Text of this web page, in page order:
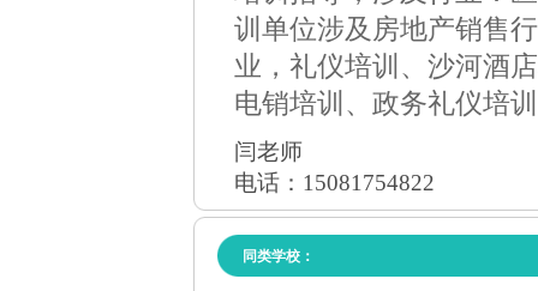
训单位涉及房地产销售
业，礼仪培训、沙河酒
电销培训、政务礼仪培
闫老师
电话：15081754822
同类学校：